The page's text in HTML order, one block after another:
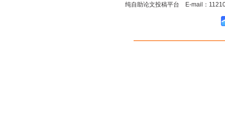
纯自助论文投稿平台 E-mail：